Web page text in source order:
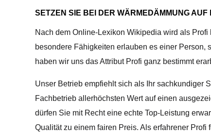
SETZEN SIE BEI DER WÄRMEDÄMMUNG AUF
Nach dem Online-Lexikon Wikipedia wird als
besondere Fähigkeiten erlauben es einer
haben wir uns das Attribut Profi ganz bestimmt
Unser Betrieb empfiehlt sich als Ihr sachkundiger
Fachbetrieb allerhöchsten Wert auf einen
dürfen Sie mit Recht eine echte Top-Leistung
Qualität zu einem fairen Preis. Als erfahrener